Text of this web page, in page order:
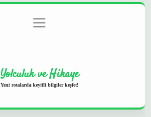
Gizlilik Politikası
menüyü
aç
Yolculuk ve Hikaye
Yeni rotalarda keyifli bilgiler keşfet!